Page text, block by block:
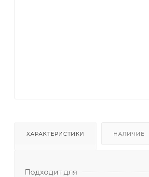
ХАРАКТЕРИСТИКИ НАЛИЧИЕ
Подходит для